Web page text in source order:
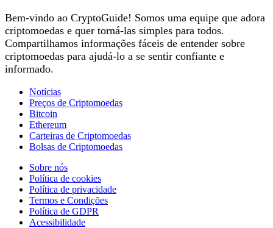
Bem-vindo ao CryptoGuide! Somos uma equipe que adora
criptomoedas e quer torná-las simples para todos.
Compartilhamos informações fáceis de entender sobre
criptomoedas para ajudá-lo a se sentir confiante e
informado.
Notícias
Preços de Criptomoedas
Bitcoin
Ethereum
Carteiras de Criptomoedas
Bolsas de Criptomoedas
Sobre nós
Política de cookies
Política de privacidade
Termos e Condições
Política de GDPR
Acessibilidade